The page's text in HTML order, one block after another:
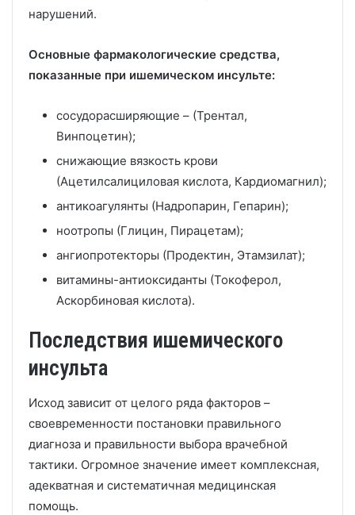
нарушений.
Основные фармакологические средства,
показанные при ишемическом инсульте:
сосудорасширяющие – (Трентал,
Винпоцетин);
снижающие вязкость крови
(Ацетилсалициловая кислота, Кардиомагнил);
антикоагулянты (Надропарин, Гепарин);
ноотропы (Глицин, Пирацетам);
ангиопротекторы (Продектин, Этамзилат);
витамины-антиоксиданты (Токоферол,
Аскорбиновая кислота).
Последствия ишемического
инсульта
Исход зависит от целого ряда факторов –
своевременности постановки правильного
диагноза и правильности выбора врачебной
тактики. Огромное значение имеет комплексная,
адекватная и систематичная медицинская
помощь.